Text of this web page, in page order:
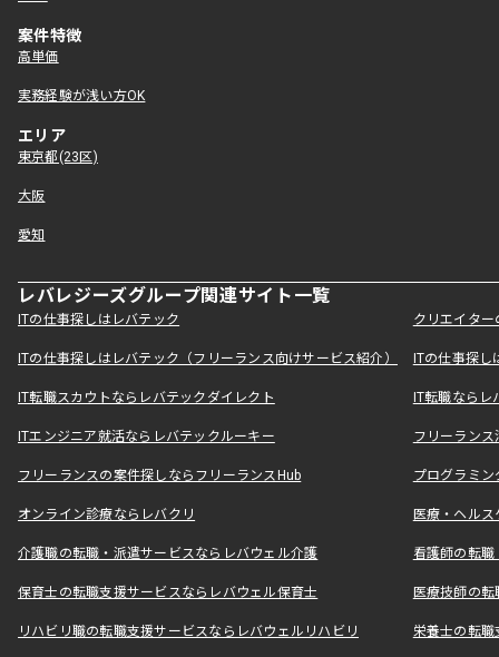
案件特徴
高単価
実務経験が浅い方OK
エリア
東京都(23区)
大阪
愛知
レバレジーズグループ関連サイト一覧
ITの仕事探しはレバテック クリエイタ
ITの仕事探しはレバテック（フリーランス向けサービス紹介） ITの仕事探
IT転職スカウトならレバテックダイレクト IT転職なら
ITエンジニア就活ならレバテックルーキー フリーラン
フリーランスの案件探しならフリーランスHub プログラミ
オンライン診療ならレバクリ 医療・ヘル
介護職の転職・派遣サービスならレバウェル介護 看護師の転
保育士の転職支援サービスならレバウェル保育士 医療技師の
リハビリ職の転職支援サービスならレバウェルリハビリ 栄養士の転